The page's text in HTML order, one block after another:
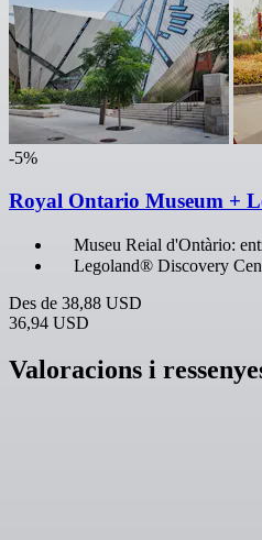
-5%
Royal Ontario Museum +
Museu Reial d'Ontàrio:
Legoland® Discovery
Des de 38,88 USD
36,94 USD
Valoracions i